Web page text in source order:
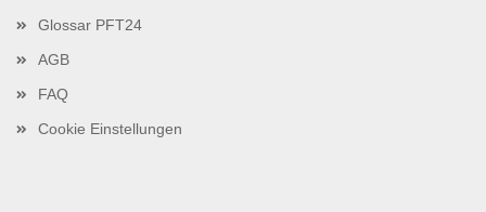
Glossar PFT24
AGB
FAQ
Cookie Einstellungen